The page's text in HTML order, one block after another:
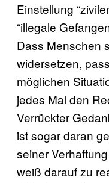
Einstellung
“illegale
Dass Menschen
widersetzen,
möglichen
jedes Mal den
Verrückter
ist sogar daran
seiner
weiß darauf zu